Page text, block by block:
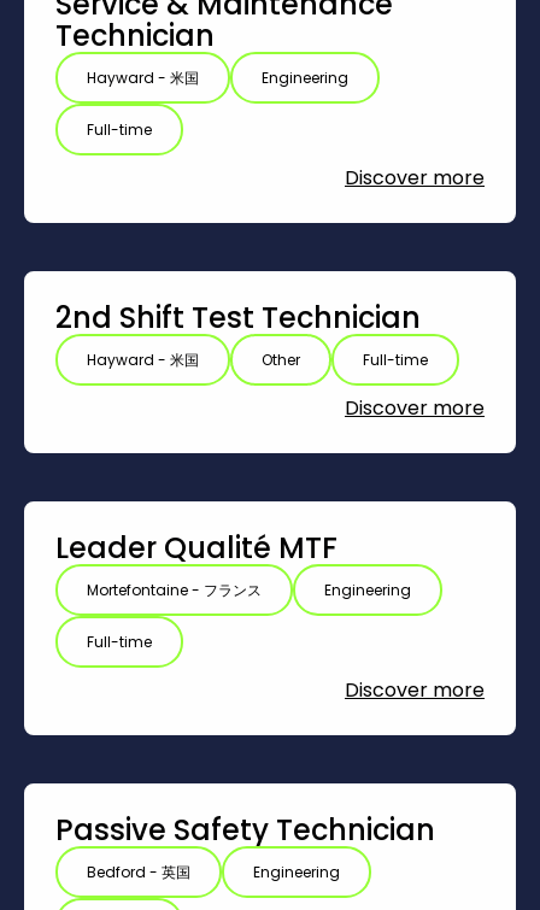
Technician
Hayward - 米国 Engineering
Full-time
Discover more
2nd Shift Test Technician
Hayward - 米国 Other Full-time
Discover more
Leader Qualité MTF
Mortefontaine - フランス Engineering
Full-time
Discover more
Passive Safety Technician
Bedford - 英国 Engineering